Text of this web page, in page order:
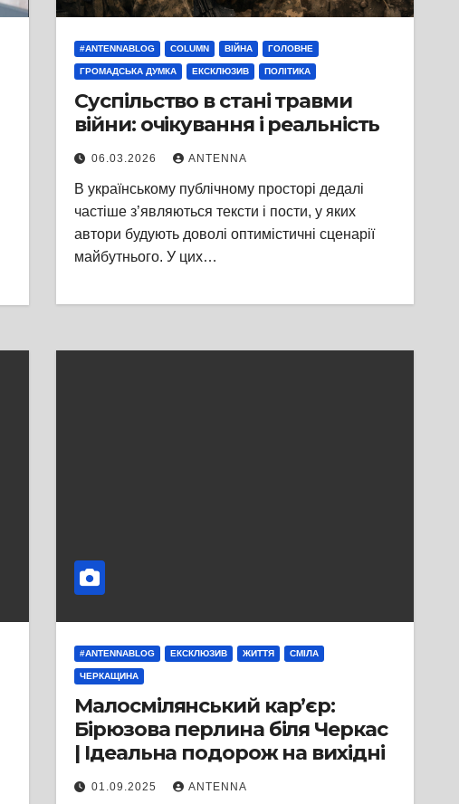
#ANTENNABLOG COLUMN ВІЙНА ГОЛОВНЕ
ГРОМАДСЬКА ДУМКА ЕКСКЛЮЗИВ ПОЛІТИКА
Суспільство в стані травми
війни: очікування і реальність
06.03.2026 ANTENNA
В українському публічному просторі дедалі
частіше з’являються тексти і пости, у яких
автори будують доволі оптимістичні сценарії
майбутнього. У цих…
#ANTENNABLOG ЕКСКЛЮЗИВ ЖИТТЯ СМІЛА
ЧЕРКАЩИНА
Малосмілянський кар’єр:
Бірюзова перлина біля Черкас
| Ідеальна подорож на вихідні
01.09.2025 ANTENNA